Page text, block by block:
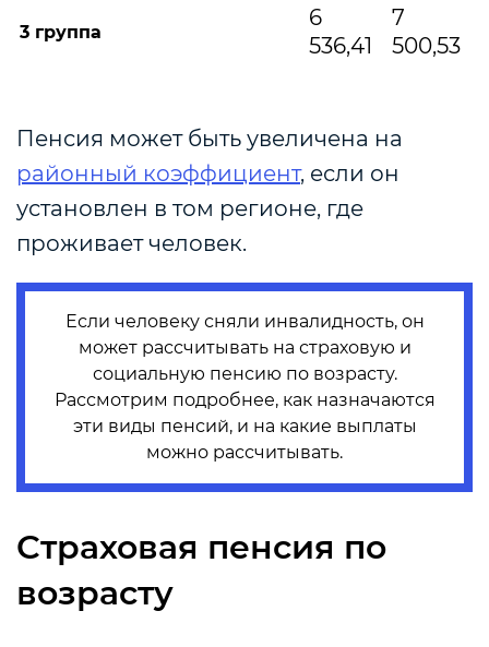
3 группа
6
536,41
7
500,53
Пенсия может быть увеличена на
районный коэффициент, если он
установлен в том регионе, где
проживает человек.
Если человеку сняли инвалидность, он
может рассчитывать на страховую и
социальную пенсию по возрасту.
Рассмотрим подробнее, как назначаются
эти виды пенсий, и на какие выплаты
можно рассчитывать.
Страховая пенсия по
возрасту